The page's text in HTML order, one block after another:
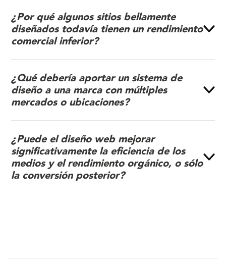
¿Por qué algunos sitios bellamente
diseñados todavía tienen un rendimiento
comercial inferior?
¿Qué debería aportar un sistema de
diseño a una marca con múltiples
mercados o ubicaciones?
¿Puede el diseño web mejorar
significativamente la eficiencia de los
medios y el rendimiento orgánico, o sólo
la conversión posterior?